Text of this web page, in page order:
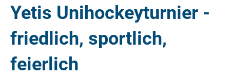
Yetis Unihockeyturnier -
friedlich, sportlich,
feierlich